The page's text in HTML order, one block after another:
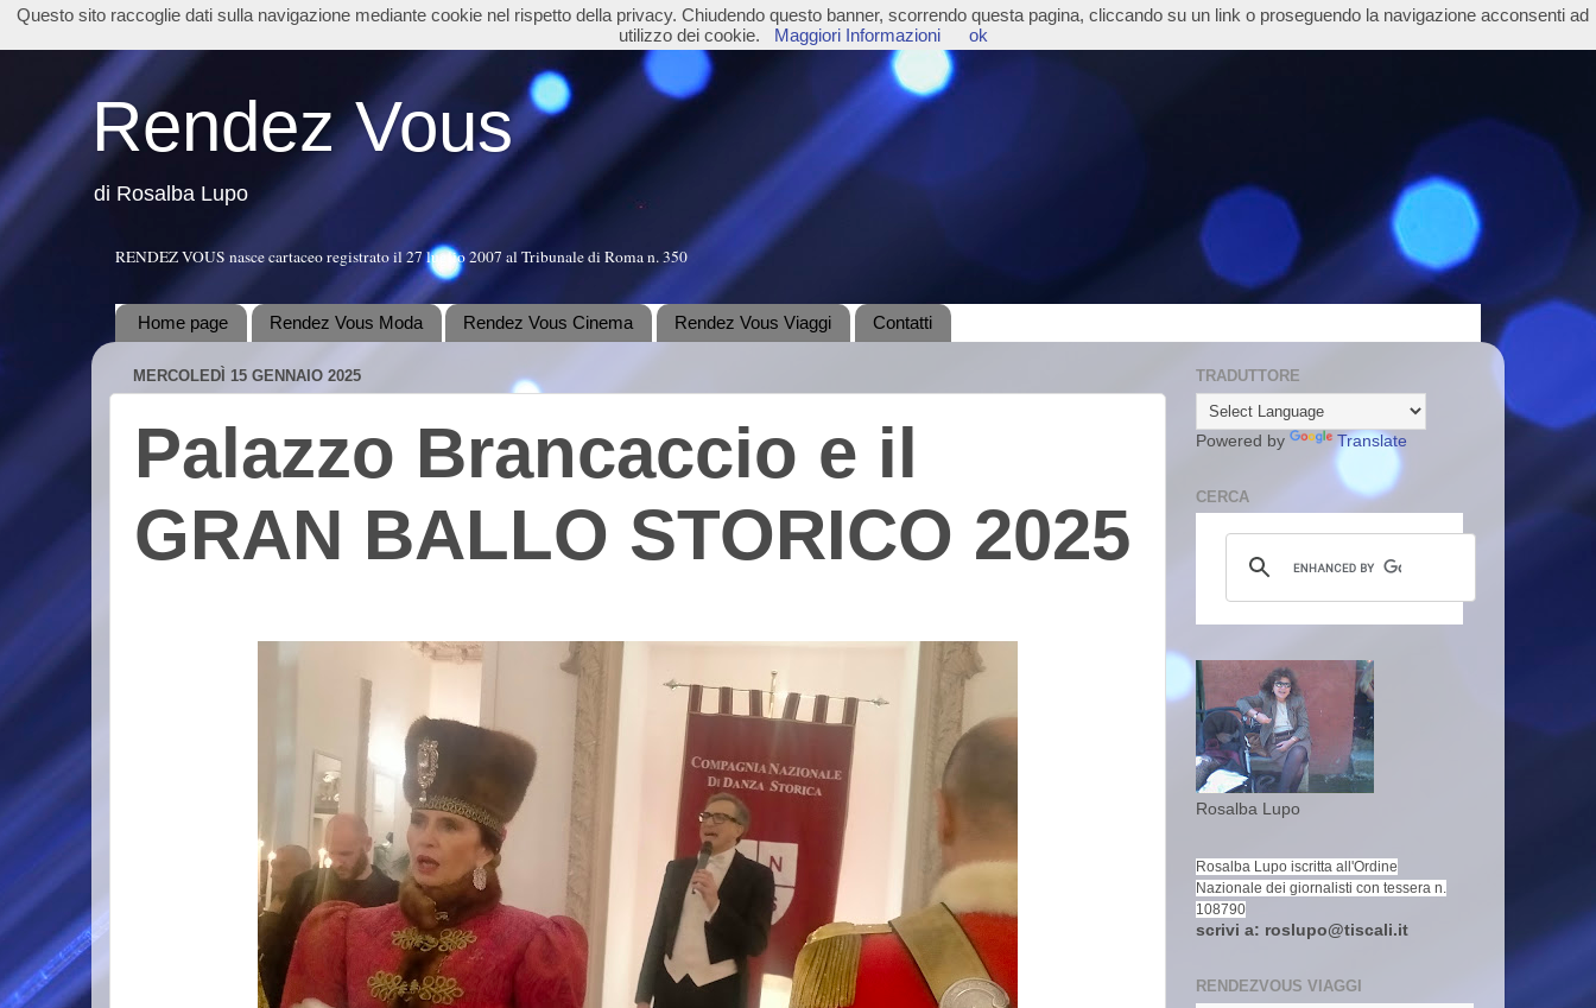
Rendez Vous
di Rosalba Lupo
RENDEZ VOUS nasce cartaceo registrato il 27 luglio 2007 al Tribunale di Roma n. 350
Home page Rendez Vous Moda Rendez Vous Cinema Rendez Vous Viaggi Contatti
MERCOLEDÌ 15 GENNAIO 2025
Palazzo Brancaccio e il
GRAN BALLO STORICO 2025
TRADUTTORE
Powered by Translate
CERCA
Rosalba Lupo
Rosalba Lupo iscritta all'Ordine
Nazionale dei giornalisti con tessera n.
108790
scrivi a: roslupo@tiscali.it
RENDEZVOUS VIAGGI
Questo sito raccoglie dati sulla navigazione mediante cookie nel rispetto della privacy. Chiudendo questo banner, scorrendo questa pagina, cliccando su un link o proseguendo la navigazione acconsenti ad
utilizzo dei cookie.
Maggiori Informazioni ok